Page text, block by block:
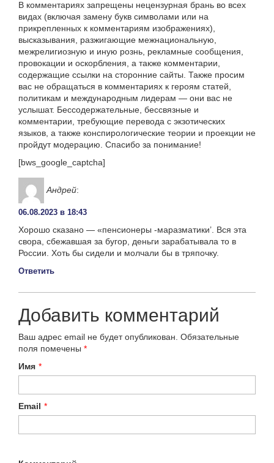
В комментариях запрещены нецензурная брань во всех
видах (включая замену букв символами или на
прикрепленных к комментариям изображениях),
высказывания, разжигающие межнациональную,
межрелигиозную и иную рознь, рекламные сообщения,
провокации и оскорбления, а также комментарии,
содержащие ссылки на сторонние сайты. Также просим
вас не обращаться в комментариях к героям статей,
политикам и международным лидерам — они вас не
услышат. Бессодержательные, бессвязные и
комментарии, требующие перевода с экзотических
языков, а также конспирологические теории и проекции не
пройдут модерацию. Спасибо за понимание!
[bws_google_captcha]
Андрей:
06.08.2023 в 18:43
Хорошо сказано — «пенсионеры -маразматики’. Вся эта
свора, сбежавшая за бугор, деньги зарабатывала то в
России. Хоть бы сидели и молчали бы в тряпочку.
Ответить
Добавить комментарий
Ваш адрес email не будет опубликован. Обязательные
поля помечены *
Имя *
Email *